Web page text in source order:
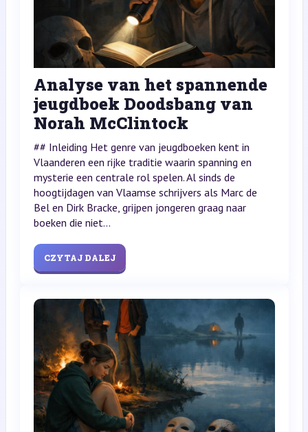
Analyse van het spannende
jeugdboek Doodsbang van
Norah McClintock
## Inleiding Het genre van jeugdboeken kent in
Vlaanderen een rijke traditie waarin spanning en
mysterie een centrale rol spelen. Al sinds de
hoogtijdagen van Vlaamse schrijvers als Marc de
Bel en Dirk Bracke, grijpen jongeren graag naar
boeken die niet...
CZYTAJ DALEJ